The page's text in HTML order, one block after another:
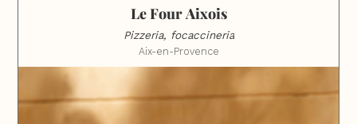
Le Four Aixois
Pizzeria, focaccineria
Aix-en-Provence